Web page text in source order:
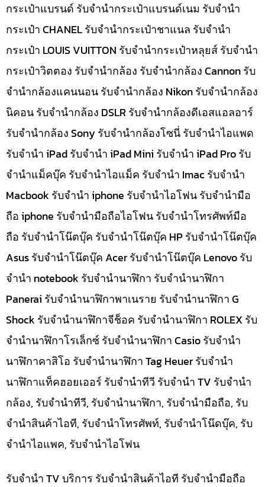
กระเป๋าแบรนด์ รับจำนำกระเป๋าแบรนด์เนม รับจำนำ
กระเป๋า CHANEL รับจำนำกระเป๋าชาแนล รับจำนำ
กระเป๋า LOUIS VUITTON รับจำนำกระเป๋าหลุยส์ รับจำนำ
กระเป๋าวิตตอง รับจำนำกล้อง รับจำนำกล้อง Cannon รับ
จำนำกล้องแคนนอน รับจำนำกล้อง Nikon รับจำนำกล้อง
นิคอน รับจำนำกล้อง DSLR รับจำนำกล้องดีเอสแอลอาร์
รับจำนำกล้อง Sony รับจำนำกล้องโซนี่ รับจำนำไอแพด
รับจำนำ iPad รับจำนำ iPad Mini รับจำนำ iPad Pro รับ
จำนำแม็คบุ๊ค รับจำนำไอแม็ค รับจำนำ Imac รับจำนำ
Macbook รับจำนำ iphone รับจำนำไอโฟน รับจำนำมือ
ถือ iphone รับจำนำมือถือไอโฟน รับจำนำโทรศัพท์มือ
ถือ รับจำนำโน๊ตบุ๊ค รับจำนำโน๊ตบุ๊ค HP รับจำนำโน๊ตบุ๊ค
Asus รับจำนำโน๊ตบุ๊ค Acer รับจำนำโน๊ตบุ๊ค Lenovo รับ
จำนำ notebook รับจำนำนาฬิกา รับจำนำนาฬิกา
Panerai รับจำนำนาฬิกาพาเนราย รับจำนำนาฬิกา G
Shock รับจำนำนาฬิกาจีช็อค รับจำนำนาฬิกา ROLEX รับ
จำนำนาฬิกาโรเล็กซ์ รับจำนำนาฬิกา Casio รับจำนำ
นาฬิกาคาสิโอ รับจำนำนาฬิกา Tag Heuer รับจำนำ
นาฬิกาแท็คฮอยเออร์ รับจำนำทีวี รับจำนำ TV รับจำนำ
กล้อง, รับจำนำทีวี, รับจำนำนาฬิกา, รับจำนำมือถือ, รับ
จำนำสินค้าไอที, รับจำนำโทรศัพท์, รับจำนำโน๊ดบุ๊ค, รับ
จำนำไอแพค, รับจำนำไอโฟน
รับจำนำ TV บริการ รับจำนำสินค้าไอที รับจำนำมือถือ